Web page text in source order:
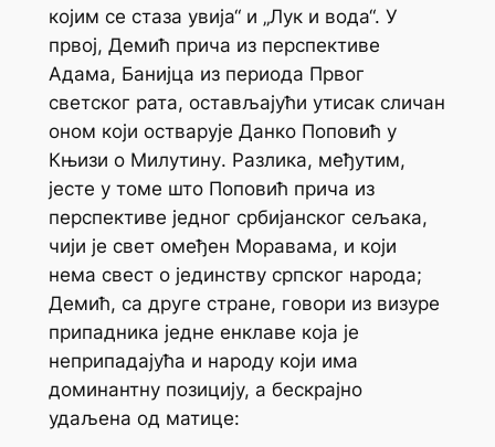
којим се стаза увија“ и „Лук и вода“. У
првој, Демић прича из перспективе
Адама, Банијца из периода Првог
светског рата, остављајући утисак сличан
оном који остварује Данко Поповић у
Књизи о Милутину. Разлика, међутим,
јесте у томе што Поповић прича из
перспективе једног србијанског сељака,
чији је свет омеђен Моравама, и који
нема свест о јединству српског народа;
Демић, са друге стране, говори из визуре
припадника једне енклаве која је
неприпадајућа и народу који има
доминантну позицију, а бескрајно
удаљена од матице: